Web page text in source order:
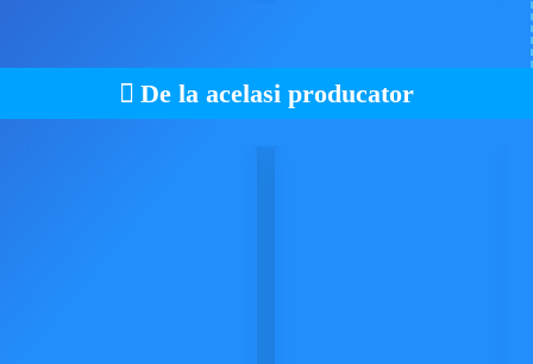
De la acelasi producator